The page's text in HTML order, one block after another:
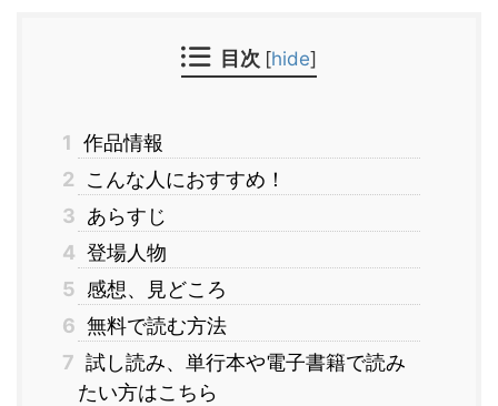
目次 [hide]
1 作品情報
2
こんな人におすすめ！
3 あらすじ
4 登場人物
5 感想、見どころ
6 無料で読む方法
7 試し読み、単行本や電子書籍で読み
たい方はこちら